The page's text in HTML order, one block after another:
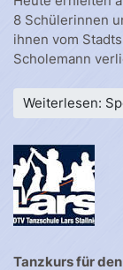
8 Schülerinnen
ihnen vom
Scholemann
Weiterlesen:
Tanzkurs für